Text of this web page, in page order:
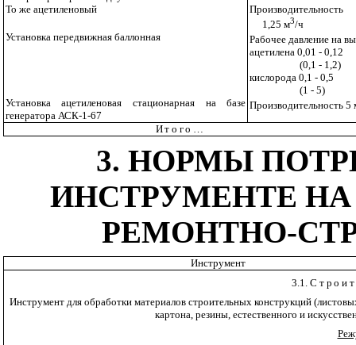
То же ацетиленовый
Производительность
1,25 м3/ч
Установка передвижная баллонная
Рабочее давление на
ацетилена 0,01 - 0,12
(0,1 - 1,2)
кислорода 0,1 - 0,5
(1 - 5)
Установка ацетиленовая стационарная на базе
генератора АСК-1-67
Производительность 5
Итого
3. НОРМЫ
ИНСТРУМЕНТЕ НА
РЕМОНТНО-
Инструмент
3.1.
Инструмент для обработки материалов строительных конструкций
картона, резины, естественного и